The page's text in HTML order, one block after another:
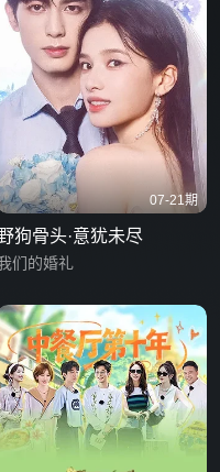
07-21期
狗骨头·意犹未尽
们的婚礼